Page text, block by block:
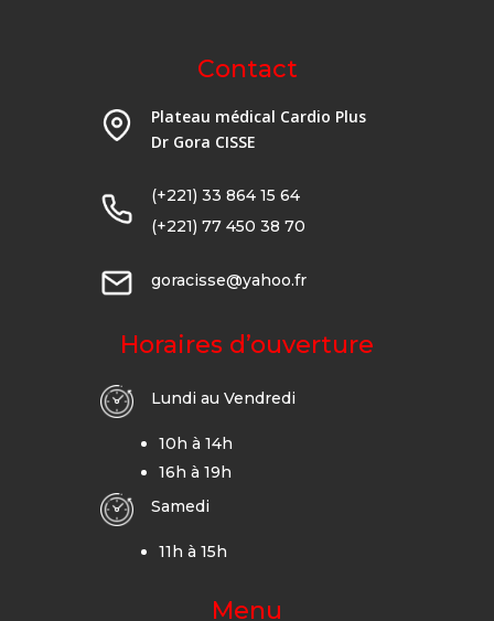
Contact
Plateau médical Cardio Plus
Dr Gora CISSE
(+221) 33 864 15 64
(+221) 77 450 38 70
goracisse@yahoo.fr
Horaires d’ouverture
Lundi au Vendredi
10h à 14h
16h à 19h
Samedi
11h à 15h
Menu